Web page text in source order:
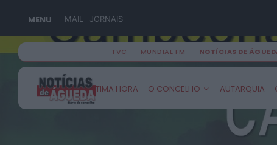
MENU MAIL JORNAIS
TVC MUNDIAL FM NOTÍCIAS DE
ÚLTIMA HORA O CONCELHO AUTARQUIA
Search
for: